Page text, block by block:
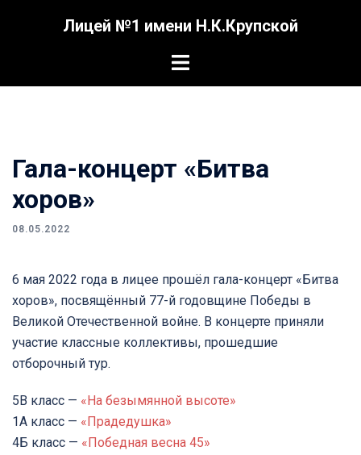
Лицей №1 имени Н.К.Крупской
Переключатель
Гала-концерт «Битва
хоров»
08.05.2022
6 мая 2022 года в лицее прошёл гала-концерт «Битва
хоров», посвящённый 77-й годовщине Победы в
Великой Отечественной войне. В концерте приняли
участие классные коллективы, прошедшие
отборочный тур.
5В класс — «На безымянной высоте»
1А класс — «Прадедушка»
4Б класс — «Победная весна 45»